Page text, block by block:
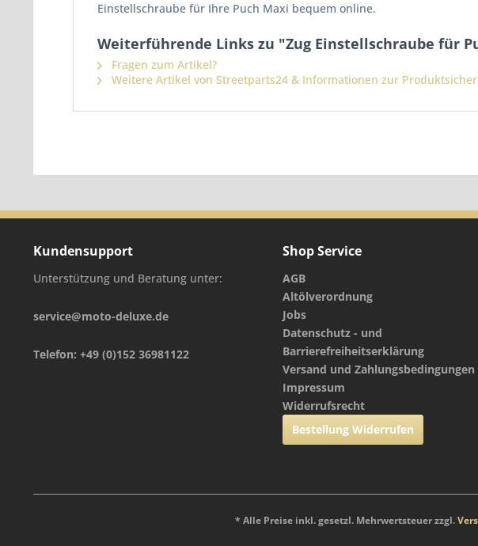
Einstellschraube für Ihre Puch Maxi bequem online.
Weiterführende Links zu "Zug Einstellschraube für
Fragen zum Artikel?
Weitere Artikel von Streetparts24 & Informationen zur
Kundensupport
Unterstützung und Beratung unter:
service@moto-deluxe.de
Telefon: +49 (0)152 36981122
Shop Service
AGB
Altölverordnung
Jobs
Datenschutz - und
Barrierefreiheitserklärung
Versand und Zahlungsbedingungen
Impressum
Widerrufsrecht
Bestellung Widerrufen
* Alle Preise inkl. gesetzl. Mehrwertsteuer zzgl.